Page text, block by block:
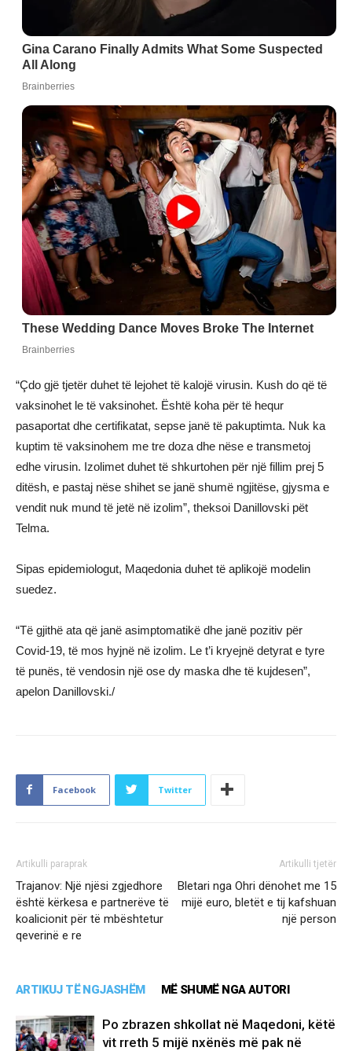
“Çdo gjë tjetër duhet të lejohet të kalojë virusin. Kush do që të
vaksinohet le të vaksinohet. Është koha për të hequr
pasaportat dhe certifikatat, sepse janë të pakuptimta. Nuk ka
kuptim të vaksinohem me tre doza dhe nëse e transmetoj
edhe virusin. Izolimet duhet të shkurtohen për një fillim prej 5
ditësh, e pastaj nëse shihet se janë shumë ngjitëse, gjysma e
vendit nuk mund të jetë në izolim”, theksoi Danillovski pët
Telma.
Sipas epidemiologut, Maqedonia duhet të aplikojë modelin
suedez.
“Të gjithë ata që janë asimptomatikë dhe janë pozitiv për
Covid-19, të mos hyjnë në izolim. Le t’i kryejnë detyrat e tyre
të punës, të vendosin një ose dy maska ​​dhe të kujdesen”,
apelon Danillovski./
Facebook Twitter
Artikulli paraprak
Trajanov: Një njësi zgjedhore
është kërkesa e partnerëve të
koalicionit për të mbështetur
qeverinë e re
Artikulli tjetër
Bletari nga Ohri dënohet me 15
mijë euro, bletët e tij kafshuan
një person
ARTIKUJ TË NGJASHËM MË SHUMË NGA AUTORI
Po zbrazen shkollat në Maqedoni, këtë
vit rreth 5 mijë nxënës më pak në